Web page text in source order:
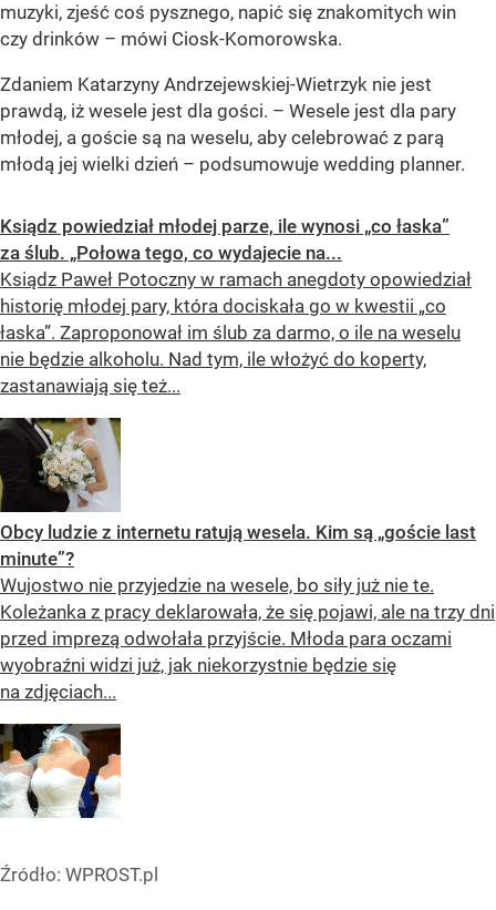
muzyki, zjeść coś pysznego, napić się znakomitych win
czy drinków – mówi Ciosk-Komorowska.
Zdaniem Katarzyny Andrzejewskiej-Wietrzyk nie jest
prawdą, iż wesele jest dla gości. – Wesele jest dla pary
młodej, a goście są na weselu, aby celebrować z parą
młodą jej wielki dzień – podsumowuje wedding planner.
Ksiądz powiedział młodej parze, ile wynosi „co łaska”
za ślub. „Połowa tego, co wydajecie na...
Ksiądz Paweł Potoczny w ramach anegdoty opowiedział
historię młodej pary, która dociskała go w kwestii „co
łaska”. Zaproponował im ślub za darmo, o ile na weselu
nie będzie alkoholu. Nad tym, ile włożyć do koperty,
zastanawiają się też...
Obcy ludzie z internetu ratują wesela. Kim są „goście last
minute”?
Wujostwo nie przyjedzie na wesele, bo siły już nie te.
Koleżanka z pracy deklarowała, że się pojawi, ale na trzy dni
przed imprezą odwołała przyjście. Młoda para oczami
wyobraźni widzi już, jak niekorzystnie będzie się
na zdjęciach...
Źródło: WPROST.pl